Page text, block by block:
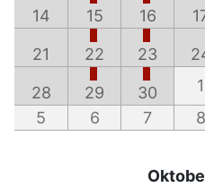
14 15 16
21 22 23
28 29 30 1
5
6 7 8